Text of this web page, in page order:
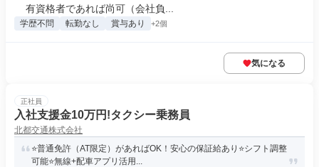
有資格者であれば尚可（会社負...
学歴不問 転勤なし 賞与あり +2個
気になる
正社員
入社支援金10万円!タクシー乗務員
北都交通株式会社
⭐普通免許（AT限定）があればOK！安心の保証給あり⭐シフト調整
可能⭐無線+配車アプリ活用...